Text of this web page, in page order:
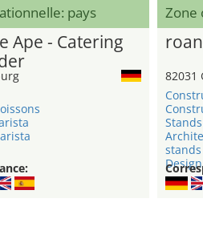
pays
Ape - Catering
Zone
82031
stands